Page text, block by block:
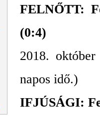
FELNŐTT:
(0:4)
2018.
napos idő.)
IFJÚSÁGI: